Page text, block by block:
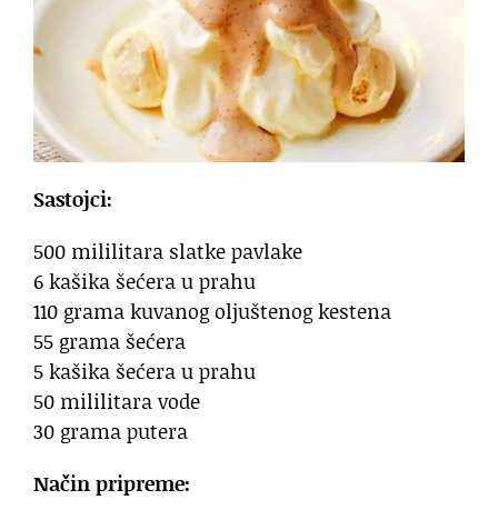
Sastojci:
500 mililitara slatke pavlake
6 kašika šećera u prahu
110 grama kuvanog oljuštenog kestena
55 grama šećera
5 kašika šećera u prahu
50 mililitara vode
30 grama putera
Način pripreme: